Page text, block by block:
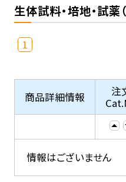
生体試料・培地・試薬
1
商品詳細情報
注
情報はございません